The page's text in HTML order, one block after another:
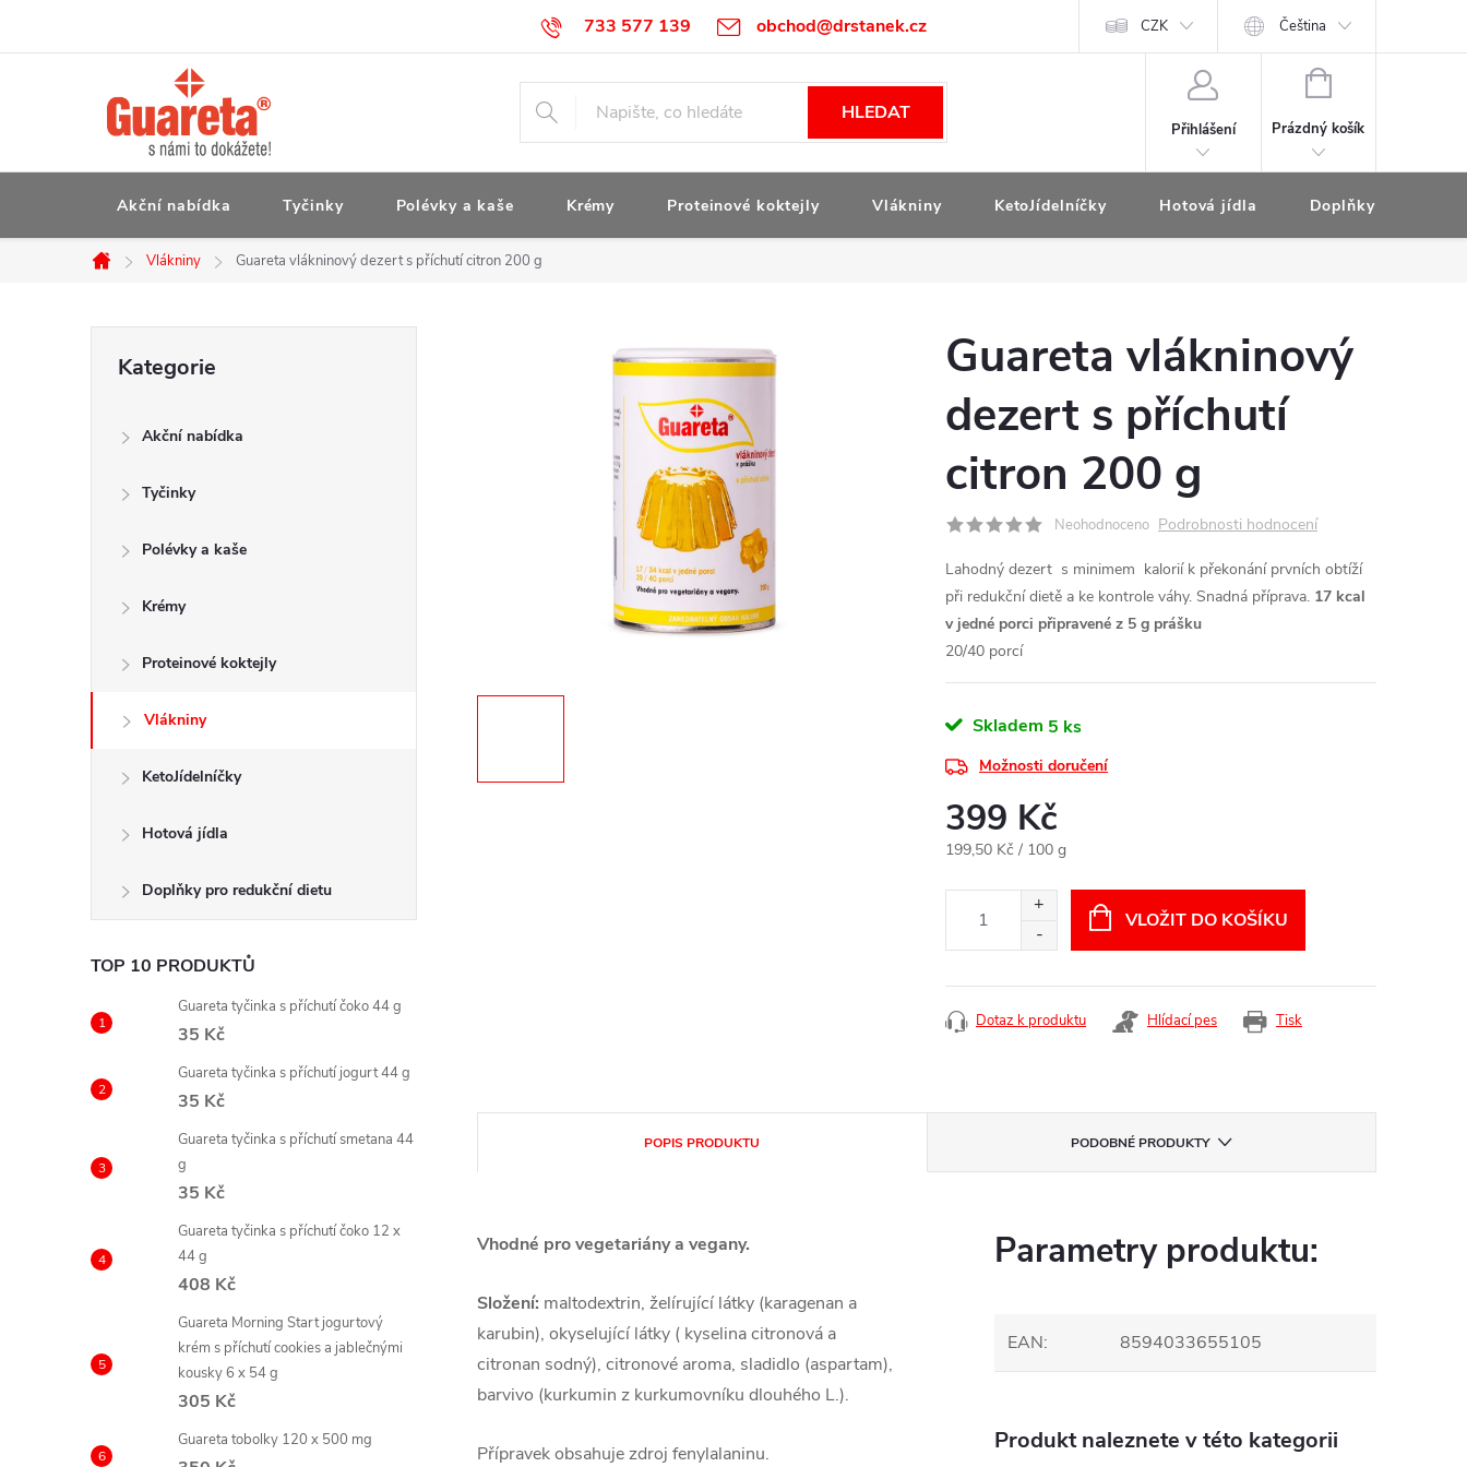
733 577 139 obchod@drstanek.cz CZK Čeština
HLEDAT
Přihlášení
NÁKUPNÍ
Prázdný košík
Akční nabídka Tyčinky Polévky a kaše Krémy Proteinové koktejly Vlákniny KetoJídelníčky Hotová jídla Doplňky pro
Domů
Vlákniny Guareta vlákninový dezert s příchutí citron 200 g
n
n
n
e
kategorie
Kategorie
Akční nabídka
Tyčinky
Polévky a kaše
Krémy
Proteinové koktejly
Vlákniny
KetoJídelníčky
Hotová jídla
Doplňky pro redukční dietu
TOP 10 PRODUKTŮ
Guareta tyčinka s příchutí čoko 44 g
35 Kč
Guareta tyčinka s příchutí jogurt 44 g
35 Kč
Guareta tyčinka s příchutí smetana 44
g
35 Kč
Guareta tyčinka s příchutí čoko 12 x
44 g
408 Kč
Guareta Morning Start jogurtový
krém s příchutí cookies a jablečnými
kousky 6 x 54 g
305 Kč
Guareta tobolky 120 x 500 mg
Guareta vlákninový
dezert s příchutí
citron 200 g
Neohodnoceno Podrobnosti hodnocení
Lahodný dezert s minimem kalorií k překonání prvních obtíží
při redukční dietě a ke kontrole váhy. Snadná příprava. 17 kcal
v jedné porci připravené z 5 g prášku
20/40 porcí
Skladem 5 ks
Možnosti doručení
399 Kč
Měrná
199,50 Kč / 100 g
VLOŽIT DO KOŠÍKU
Tisk
Dotaz k produktu Hlídací pes
POPIS PRODUKTU PODOBNÉ PRODUKTY
Vhodné pro vegetariány a vegany.
Složení: maltodextrin, želírující látky (karagenan a
karubin), okyselující látky ( kyselina citronová a
citronan sodný), citronové aroma, sladidlo (aspartam),
barvivo (kurkumin z kurkumovníku dlouhého L.).
Přípravek obsahuje zdroj fenylalaninu.
Parametry produktu:
EAN: 8594033655105
Produkt naleznete v této kategorii